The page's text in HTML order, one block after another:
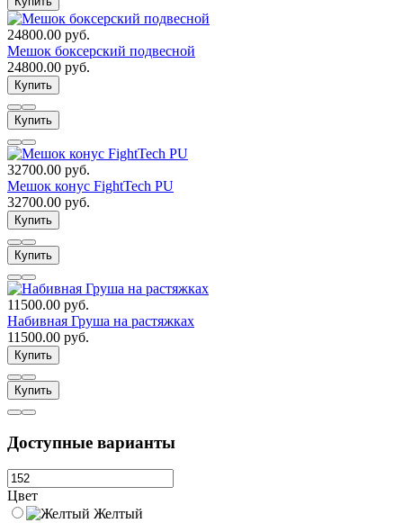
24800.00 руб.
Мешок боксерский подвесной
24800.00 руб.
Купить
Купить
32700.00 руб.
Мешок конус FightTech PU
32700.00 руб.
Купить
Купить
11500.00 руб.
Набивная Груша на растяжках
11500.00 руб.
Купить
Купить
Доступные варианты
Цвет
Желтый